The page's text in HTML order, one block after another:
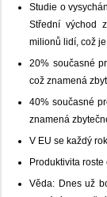
Studie o
Střední východ
milionů lidí, což
20% současné
což znamená
40% současné
znamená
V EU se každý
Produktivita
Věda: Dnes už